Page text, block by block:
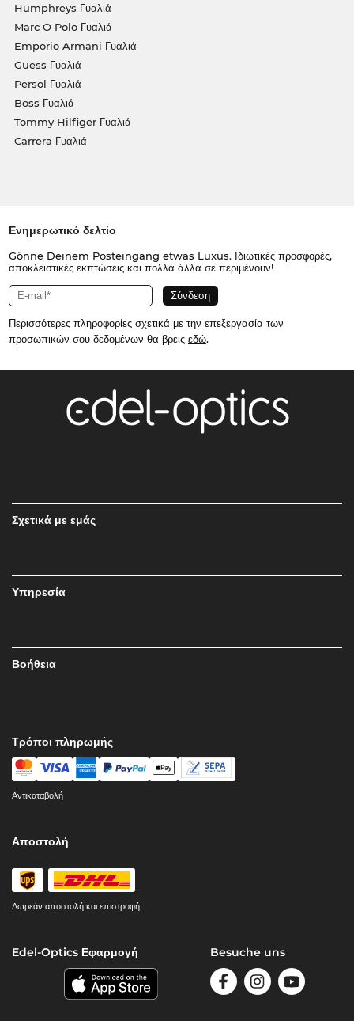
Humphreys Γυαλιά
Marc O Polo Γυαλιά
Emporio Armani Γυαλιά
Guess Γυαλιά
Persol Γυαλιά
Boss Γυαλιά
Tommy Hilfiger Γυαλιά
Carrera Γυαλιά
Ενημερωτικό δελτίο
Gönne Deinem Posteingang etwas Luxus. Ιδιωτικές προσφορές,
αποκλειστικές εκπτώσεις και πολλά άλλα σε περιμένουν!
Περισσότερες πληροφορίες σχετικά με την επεξεργασία των
προσωπικών σου δεδομένων θα βρεις εδώ.
Σχετικά με εμάς
Υπηρεσία
Βοήθεια
Τρόποι πληρωμής
Αντικαταβολή
Αποστολή
Δωρεάν αποστολή και επιστροφή
Edel-Optics Εφαρμογή Besuche uns